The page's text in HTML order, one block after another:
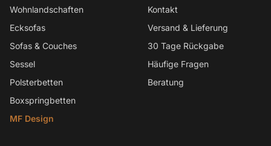
Wohnlandschaften
Ecksofas
Sofas & Couches
Sessel
Polsterbetten
Boxspringbetten
MF Design
Kontakt
Versand & Lieferung
30 Tage Rückgabe
Häufige Fragen
Beratung